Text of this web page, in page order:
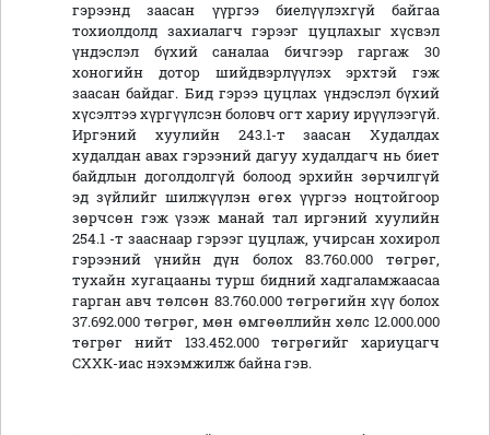
гэрээнд заасан үүргээ биелүүлэхгүй байгаа
тохиолдолд захиалагч гэрээг цуцлахыг хүсвэл
үндэслэл бүхий саналаа бичгээр гаргаж 30
хоногийн дотор шийдвэрлүүлэх эрхтэй гэж
заасан байдаг. Бид гэрээ цуцлах үндэслэл бүхий
хүсэлтээ хүргүүлсэн боловч огт хариу ирүүлээгүй.
Иргэний хуулийн 243.1-т заасан Худалдах
худалдан авах гэрээний дагуу худалдагч нь биет
байдлын доголдолгүй болоод эрхийн зөрчилгүй
эд зүйлийг шилжүүлэн өгөх үүргээ ноцтойгоор
зөрчсөн гэж үзэж манай тал иргэний хуулийн
254.1 -т зааснаар гэрээг цуцлаж, учирсан хохирол
гэрээний үнийн дүн болох 83.760.000 төгрөг,
тухайн хугацааны турш бидний хадгаламжаасаа
гарган авч төлсөн 83.760.000 төгрөгийн хүү болох
37.692.000 төгрөг, мөн өмгөөллийн хөлс 12.000.000
төгрөг нийт 133.452.000 төгрөгийг хариуцагч
СХХК-иас нэхэмжилж байна гэв.